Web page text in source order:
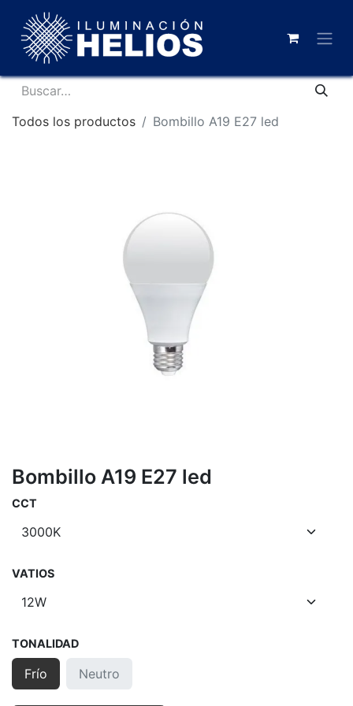
Todos los productos Bombillo A19 E27 led
Bombillo A19 E27 led
CCT
VATIOS
TONALIDAD
Frío Neutro